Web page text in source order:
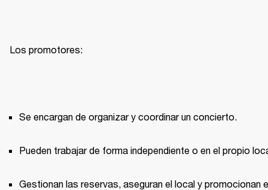
Los promotores:
Se encargan de organizar y coordinar un concierto.
Pueden trabajar de forma independiente o en el propio
Gestionan las reservas, aseguran el local y promocionan